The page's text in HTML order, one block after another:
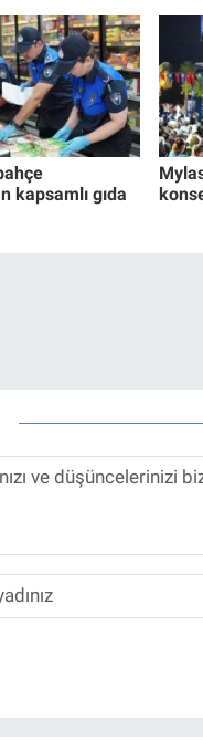
kapsamlı gıda